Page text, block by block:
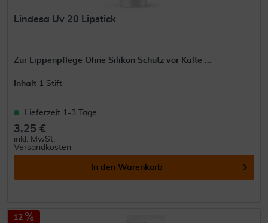
Lindesa Uv 20 Lipstick
Zur Lippenpflege Ohne Silikon Schutz vor Kälte ...
Inhalt 1 Stift
Lieferzeit 1-3 Tage
3,25 €
inkl. MwSt.
Versandkosten
In den Warenkorb
12